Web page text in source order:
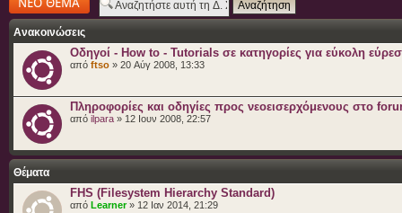
θέματος
Ανακοινώσεις
Οδηγοί - How to - Tutorials σε κατηγορίες για εύκολη
από ftso » 20 Αύγ 2008, 13:33
Πληροφορίες και οδηγίες προς νεοεισερχόμενους στο
από ilpara » 12 Ιουν 2008, 22:57
Θέματα
FHS (Filesystem Hierarchy Standard)
από Learner» 12 Ιαν 2014, 21:29